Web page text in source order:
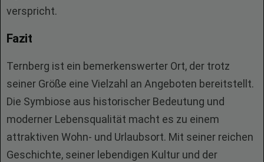
verspricht.
Fazit
Ternberg ist ein bemerkenswerter Ort, der trotz
seiner Größe eine Vielzahl an Angeboten bereitstellt.
Die Symbiose aus historischer Bedeutung und
moderner Lebensqualität macht es zu einem
attraktiven Wohn- und Urlaubsort. Mit seiner reichen
Geschichte, seiner lebendigen Kultur und der